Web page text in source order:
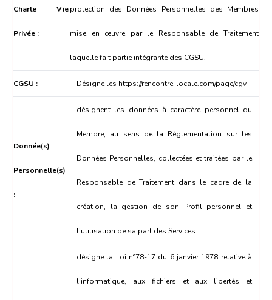
Charte Vie
Privée :
protection des Données Personnelles des Membres
mise en œuvre par le Responsable de Traitement
laquelle fait partie intégrante des CGSU.
CGSU : Désigne les https://rencontre-locale.com/page/cgv
Donnée(s)
Personnelle(s)
:
désignent les données à caractère personnel du
Membre, au sens de la Réglementation sur les
Données Personnelles, collectées et traitées par le
Responsable de Traitement dans le cadre de la
création, la gestion de son Profil personnel et
l’utilisation de sa part des Services.
désigne la Loi n°78-17 du 6 janvier 1978 relative à
l'informatique, aux fichiers et aux libertés et